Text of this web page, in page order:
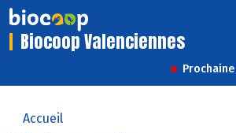
Biocoop Valenciennes
Accueil